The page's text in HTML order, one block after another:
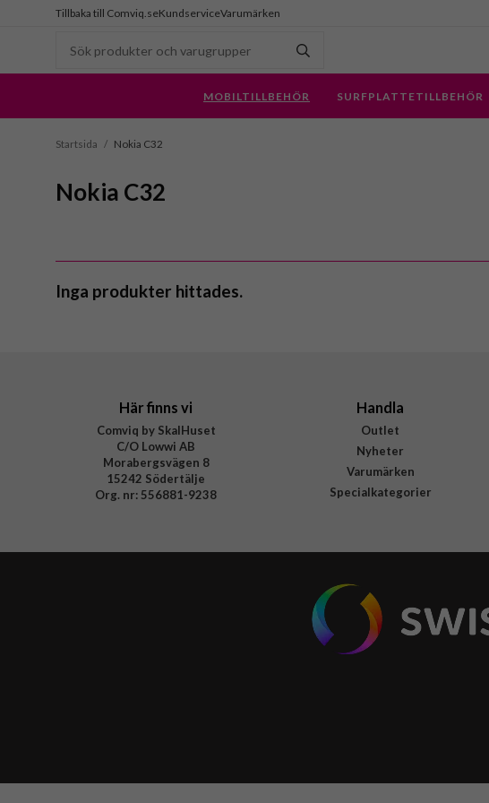
Tillbaka till Comviq.seKundserviceVarumärken
MOBILTILLBEHÖR SURFPLATTETILLBEHÖR
Startsida / Nokia C32
Nokia C32
Inga produkter hittades.
Här finns vi
Comviq by SkalHuset
C/O Lowwi AB
Morabergsvägen 8
15242 Södertälje
Org. nr: 556881-9238
Handla
Outlet
Nyheter
Varumärken
Specialkategorier